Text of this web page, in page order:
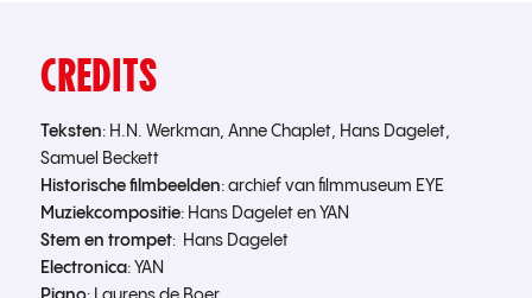
CREDITS
Teksten: H.N. Werkman, Anne Chaplet, Hans Dagelet,
Samuel Beckett
Historische filmbeelden: archief van filmmuseum EYE
Muziekcompositie: Hans Dagelet en YAN
Stem en trompet: Hans Dagelet
Electronica: YAN